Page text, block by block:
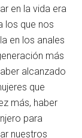
en la vida era
los que nos
en los anales
más
alcanzado
que
más, haber
para
nuestros